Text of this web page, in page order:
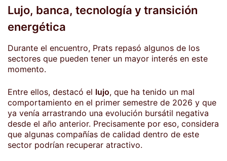
Lujo, banca, tecnología y transición
energética
Durante el encuentro, Prats repasó algunos de los
sectores que pueden tener un mayor interés en este
momento.
Entre ellos, destacó el lujo, que ha tenido un mal
comportamiento en el primer semestre de 2026 y que
ya venía arrastrando una evolución bursátil negativa
desde el año anterior. Precisamente por eso, considera
que algunas compañías de calidad dentro de este
sector podrían recuperar atractivo.